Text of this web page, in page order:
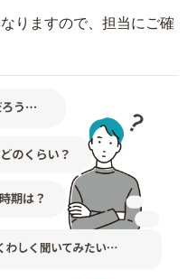
りますので、担当にご確